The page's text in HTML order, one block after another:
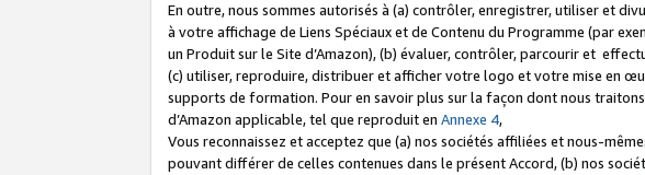
En outre, nous sommes autorisés à (a) contrôler, enregistrer, utiliser et
à votre affichage de Liens Spéciaux et de Contenu du Programme (par
un Produit sur le Site d’Amazon), (b) évaluer, contrôler, parcourir et
(c) utiliser, reproduire, distribuer et afficher votre logo et votre mise en
supports de formation. Pour en savoir plus sur la façon dont nous
d’Amazon applicable, tel que reproduit en Annexe 4,
Vous reconnaissez et acceptez que (a) nos sociétés affiliées et nous-
pouvant différer de celles contenues dans le présent Accord, (b) nos